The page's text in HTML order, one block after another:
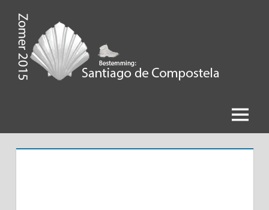
naar
inhoudZomer
2015,
Santiago
Menu